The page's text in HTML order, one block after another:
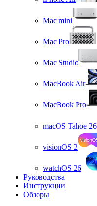
Mac mini
Mac Pro
Mac Studio
MacBook Air
MacBook Pro
macOS Tahoe 26
visionOS 2
watchOS 26
Руководства
Инструкции
Обзоры